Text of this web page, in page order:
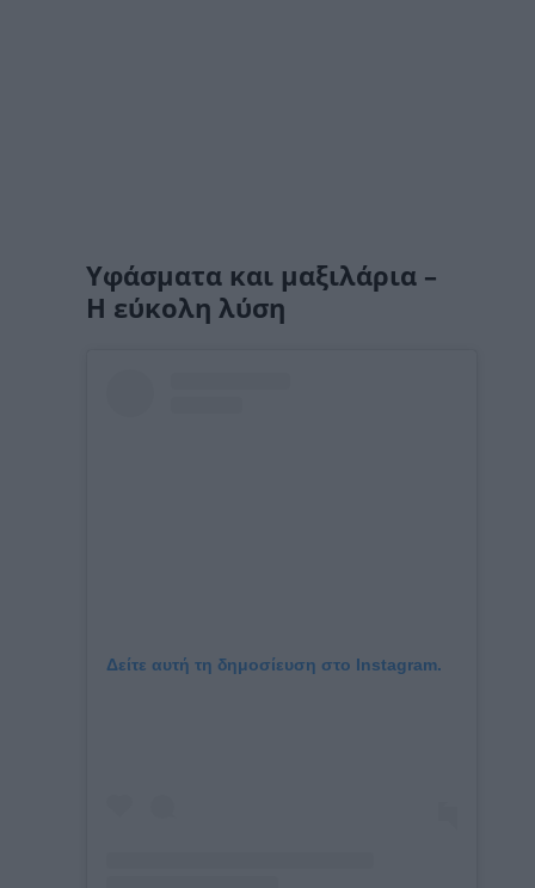
Υφάσματα και μαξιλάρια –
Η εύκολη λύση
Δείτε αυτή τη δημοσίευση στο Instagram.